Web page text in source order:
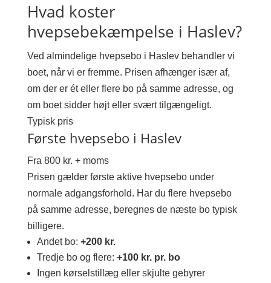
Hvad koster
hvepsebekæmpelse i Haslev?
Ved almindelige hvepsebo i Haslev behandler vi
boet, når vi er fremme. Prisen afhænger især af,
om der er ét eller flere bo på samme adresse, og
om boet sidder højt eller svært tilgængeligt.
Typisk pris
Første hvepsebo i Haslev
Fra 800 kr. + moms
Prisen gælder første aktive hvepsebo under
normale adgangsforhold. Har du flere hvepsebo
på samme adresse, beregnes de næste bo typisk
billigere.
Andet bo: +200 kr.
Tredje bo og flere: +100 kr. pr. bo
Ingen kørselstillæg eller skjulte gebyrer